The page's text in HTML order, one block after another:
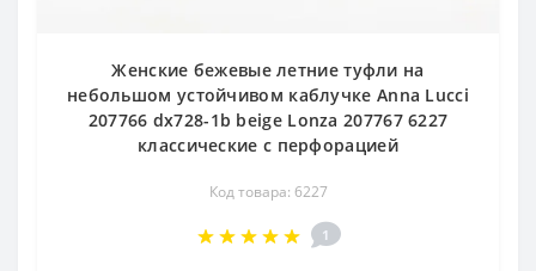
Женские бежевые летние туфли на
небольшом устойчивом каблучке Anna Lucci
207766 dx728-1b beige Lonza 207767 6227
классические с перфорацией
Код товара: 6227
1